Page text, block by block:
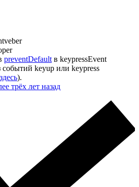
preventDefault в keypressEvent
событий keyup или keypress
здесь).
трёх лет назад